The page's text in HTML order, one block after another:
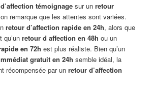
témoignage sur unretour
remarque que les attentes sont variées.
retour d’affection rapide en 24h, alors que
qu’unretour d affection en 48h ou un
en 72h est plus réaliste. Bien qu’un
gratuit en 24h semble idéal, la
récompensée par unretour d’affection